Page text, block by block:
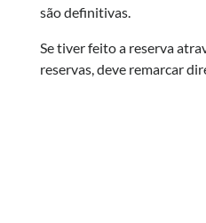
são definitivas.
Se tiver feito a reserva
reservas, deve remarcar